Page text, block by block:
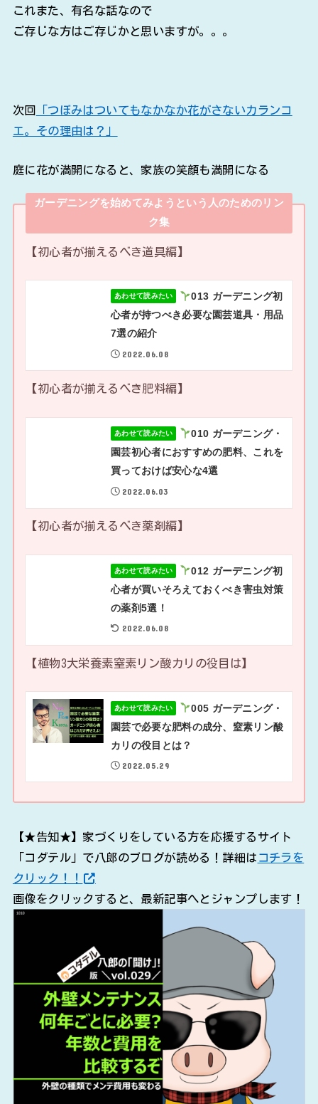
これまた、有名な話なので
ご存じな方はご存じかと思いますが。。。
次回
「つぼみはついてもなかなか花がさないカランコ
エ。その理由は？」
庭に花が満開になると、家族の笑顔も満開になる
ガーデニングを始めてみようという人のためのリン
ク集
【初心者が揃えるべき道具編】
あわせて読みたい
013 ガーデニング初
心者が持つべき必要な園芸道具・用品
7選の紹介
2022.06.08
【初心者が揃えるべき肥料編】
あわせて読みたい
010 ガーデニング・
園芸初心者におすすめの肥料、これを
買っておけば安心な4選
2022.06.03
【初心者が揃えるべき薬剤編】
あわせて読みたい
012 ガーデニング初
心者が買いそろえておくべき害虫対策
の薬剤5選！
2022.06.08
【植物3大栄養素窒素リン酸カリの役目は】
あわせて読みたい
005 ガーデニング・
園芸で必要な肥料の成分、窒素リン酸
カリの役目とは？
2022.05.29
【★告知★】家づくりをしている方を応援するサイト
「コダテル」で八郎のブログが読める！詳細は コチラを
クリック！！
画像をクリックすると、最新記事へとジャンプします！